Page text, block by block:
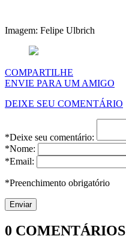
Imagem: Felipe Ulbrich
COMPARTILHE
ENVIE PARA UM AMIGO
DEIXE SEU COMENTÁRIO
*Deixe seu comentário:
*Nome:
*Email:
*Preenchimento obrigatório
0 COMENTÁRIOS